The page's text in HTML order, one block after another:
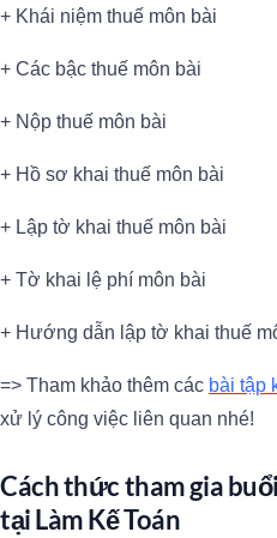
+ Khái niệm thuế môn bài
+ Các bậc thuế môn bài
+ Nộp thuế môn bài
+ Hồ sơ khai thuế môn bài
+ Lập tờ khai thuế môn bài
+ Tờ khai lệ phí môn bài
+ Hướng dẫn lập tờ khai thuế
=> Tham khảo thêm các bài tập
xử lý công việc liên quan nhé!
Cách thức tham gia
tại Làm Kế Toán